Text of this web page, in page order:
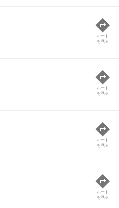
ルート
を見る
ルート
を見る
ルート
を見る
ルート
を見る